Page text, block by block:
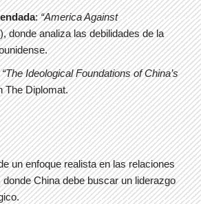
:“America Against
donde analiza las debilidades de la
“The Ideological Foundations of China’s
The Diplomat.
un enfoque realista en las relaciones
China debe buscar un liderazgo